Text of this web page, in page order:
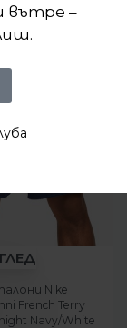
Nike
French Terry
Navy/White
вътре –